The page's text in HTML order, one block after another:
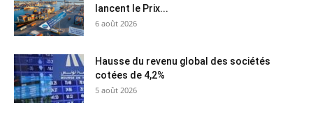
lancent le Prix...
6 août 2026
Hausse du revenu global des sociétés
cotées de 4,2%
5 août 2026